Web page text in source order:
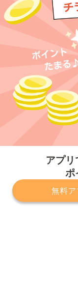
アプ
ポ
無料
プライバシ
サービスに関し